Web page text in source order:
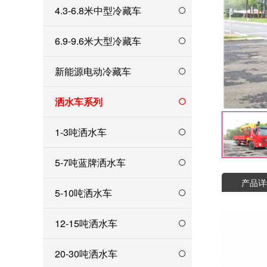
4.3-6.8米中型冷藏车
6.9-9.6米大型冷藏车
新能源电动冷藏车
洒水车系列
1-3吨洒水车
5-7吨蓝牌洒水车
5-10吨洒水车
12-15吨洒水车
20-30吨洒水车
产品